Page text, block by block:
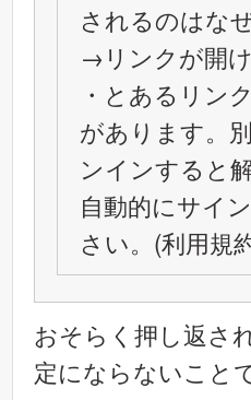
されるのはな
→リンクが開
・とあるリン
があります。
ンインすると
自動的にサイ
さい。(利用規
おそらく押し返さ
定にならないこと